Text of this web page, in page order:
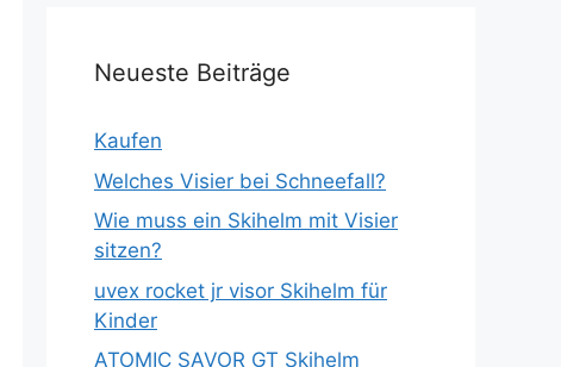
Neueste Beiträge
Kaufen
Welches Visier bei Schneefall?
Wie muss ein Skihelm mit Visier
sitzen?
uvex rocket jr visor Skihelm für
Kinder
ATOMIC SAVOR GT Skihelm